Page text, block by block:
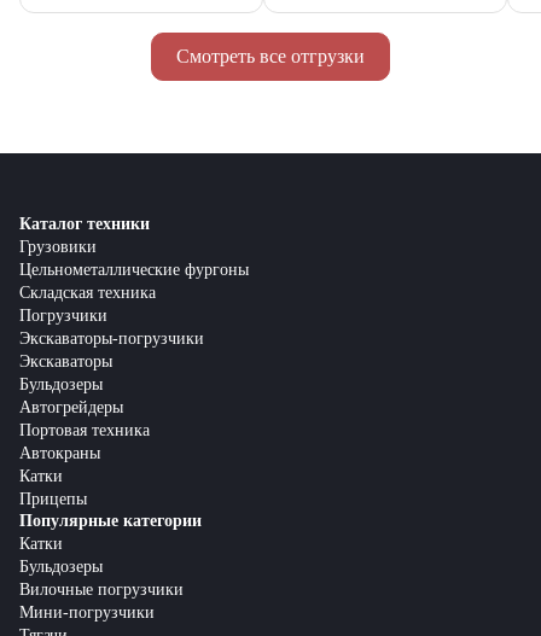
Смотреть все отгрузки
Каталог техники
Грузовики
Цельнометаллические фургоны
Складская техника
Погрузчики
Экскаваторы-погрузчики
Экскаваторы
Бульдозеры
Автогрейдеры
Портовая техника
Автокраны
Катки
Прицепы
Популярные категории
Катки
Бульдозеры
Вилочные погрузчики
Мини-погрузчики